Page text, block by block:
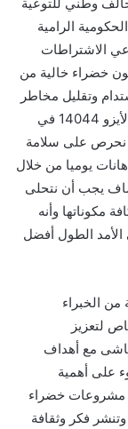
الرامية
الاشتراطات
خضراء خالية من
وتقليل مخاطر
الصناعة، وهو ما مكنا من الحصول على شهادة الأيزو 14044 في
نحرص على سلامة
يوميا من خلال
يجب أن نتحلى
مكوناتها وأنه
الأمد الطول أفضل
من الخبراء
لتعزيز
مع أهداف
على أهمية
مشروعات خضراء
فكر وثقافة